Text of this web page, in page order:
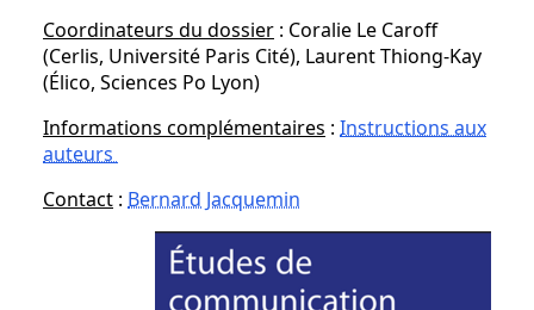
Coordinateurs du dossier : Coralie Le Caroff
(Cerlis, Université Paris Cité), Laurent Thiong-Kay
(Élico, Sciences Po Lyon)
Informations complémentaires : Instructions aux
auteurs
Contact : Bernard Jacquemin